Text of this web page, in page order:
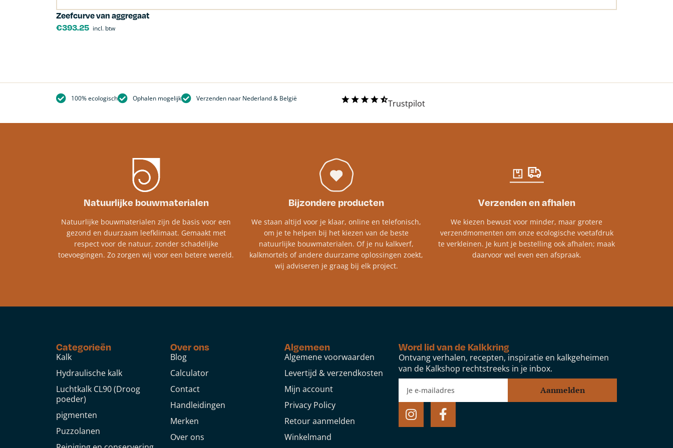
Zeefcurve van aggregaat
€393.25 incl. btw
100% ecologisch Ophalen mogelijk Verzenden naar Nederland & België Trustpilot
Natuurlijke bouwmaterialen
Natuurlijke bouwmaterialen zijn de basis voor een
gezond en duurzaam leefklimaat. Gemaakt met
respect voor de natuur, zonder schadelijke
toevoegingen. Zo zorgen wij voor een betere wereld.
Bijzondere producten
We staan altijd voor je klaar, online en telefonisch,
om je te helpen bij het kiezen van de beste
natuurlijke bouwmaterialen. Of je nu kalkverf,
kalkmortels of andere duurzame oplossingen zoekt,
wij adviseren je graag bij elk project.​
Verzenden en afhalen
We kiezen bewust voor minder, maar grotere
verzendmomenten om onze ecologische voetafdruk
te verkleinen. Je kunt je bestelling ook afhalen; maak
daarvoor wel even een afspraak.
Categorieën
Kalk
Hydraulische kalk
Luchtkalk CL90 (Droog
poeder)
pigmenten
Puzzolanen
Over ons
Blog
Calculator
Contact
Handleidingen
Merken
Over ons
Algemeen
Algemene voorwaarden
Levertijd & verzendkosten
Mijn account
Privacy Policy
Retour aanmelden
Winkelmand
Word lid van de Kalkkring
Ontvang verhalen, recepten, inspiratie en kalkgeheimen
van de Kalkshop rechtstreeks in je inbox.
Aanmelden